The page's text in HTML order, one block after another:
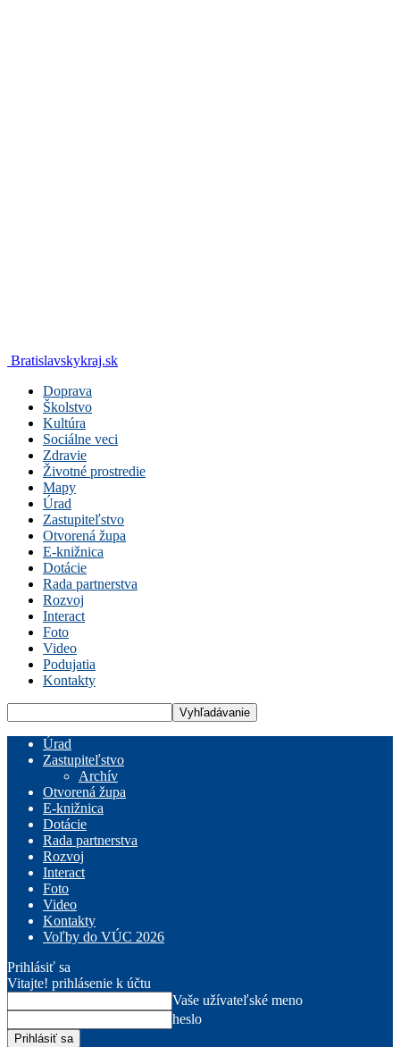
Bratislavskykraj.sk
Doprava
Školstvo
Kultúra
Sociálne veci
Zdravie
Životné prostredie
Mapy
Úrad
Zastupiteľstvo
Otvorená župa
E-knižnica
Dotácie
Rada partnerstva
Rozvoj
Interact
Foto
Video
Podujatia
Kontakty
Úrad
Zastupiteľstvo
Archív
Otvorená župa
E-knižnica
Dotácie
Rada partnerstva
Rozvoj
Interact
Foto
Video
Kontakty
Voľby do VÚC 2026
Prihlásiť sa
Vitajte! prihlásenie k účtu
Vaše užívateľské meno
heslo